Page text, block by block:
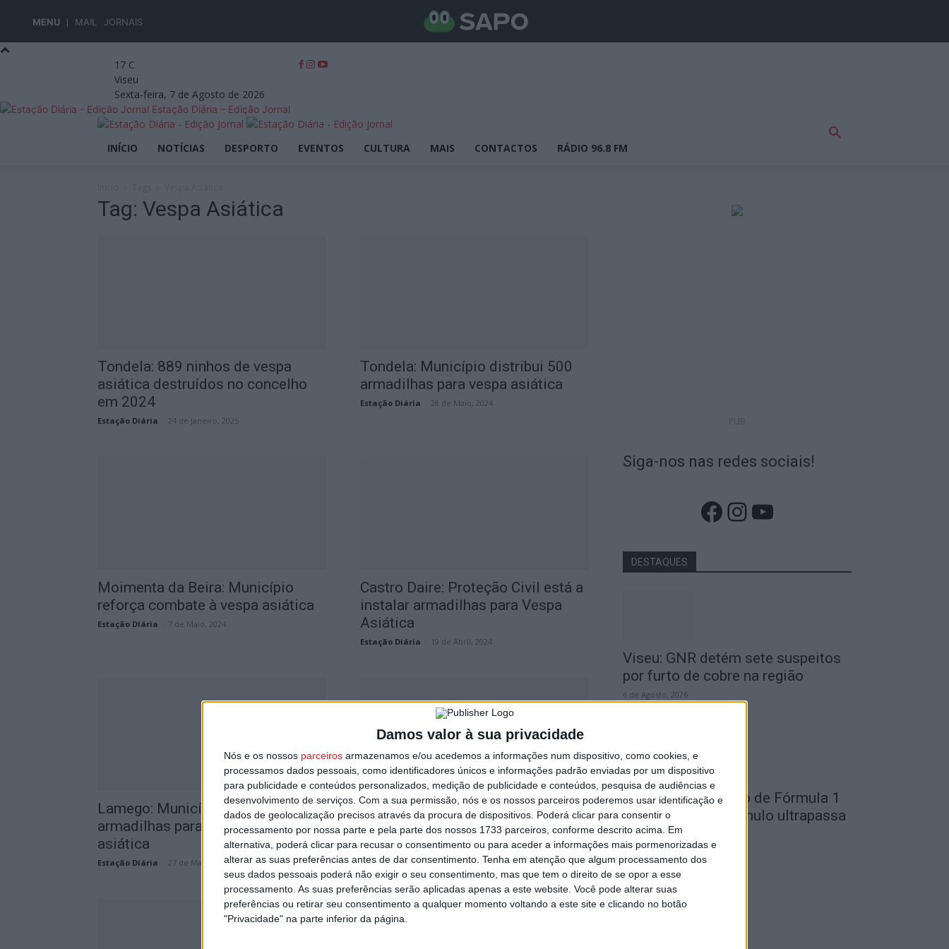
Damos valor à sua privacidade
Nós e os nossos parceiros armazenamos e/ou acedemos a informações num dispositivo, como cookies, e
processamos dados pessoais, como identificadores únicos e informações padrão enviadas por um dispositivo
para publicidade e conteúdos personalizados, medição de publicidade e conteúdos, pesquisa de audiências e
desenvolvimento de serviços. Com a sua permissão, nós e os nossos parceiros poderemos usar identificação e
dados de geolocalização precisos através da procura de dispositivos. Poderá clicar para consentir o
processamento por nossa parte e pela parte dos nossos 1733 parceiros, conforme descrito acima. Em
alternativa, poderá clicar para recusar o consentimento ou para aceder a informações mais pormenorizadas e
alterar as suas preferências antes de dar consentimento. Tenha em atenção que algum processamento dos
seus dados pessoais poderá não exigir o seu consentimento, mas que tem o direito de se opor a esse
processamento. As suas preferências serão aplicadas apenas a este website. Você pode alterar suas
preferências ou retirar seu consentimento a qualquer momento voltando a este site e clicando no botão
"Privacidade" na parte inferior da página.
MENU MAIL JORNAIS
17 C
Viseu
Sexta-feira, 7 de Agosto de 2026
Estação Diária – Edição Jornal
INÍCIO NOTÍCIAS DESPORTO EVENTOS CULTURA MAIS CONTACTOS RÁDIO 96.8 FM
Tag: Vespa Asiática
Tondela: 889 ninhos de vespa
asiática destruídos no concelho
em 2024
Estação Diária 24 de Janeiro, 2025
Tondela: Município distribui 500
armadilhas para vespa asiática
Estação Diária 28 de Maio, 2024
Moimenta da Beira: Município
reforça combate à vespa asiática
Estação Diária 7 de Maio, 2024
Castro Daire: Proteção Civil está a
instalar armadilhas para Vespa
Asiática
Estação Diária 19 de Abril, 2024
Lamego: Município instala
armadilhas para captura de vespa
asiática
Estação Diária 27 de Março, 2024
Castro Daire: Município vai
distribuir armadilhas para vespa
velutina
Estação Diária - 19 de Março, 2024
Siga-nos nas redes sociais!
Facebook
Instagram
YouTube
DESTAQUES
Viseu: GNR detém sete suspeitos
por furto de cobre na região
6 de Agosto, 2026
Tondela: Exposição de Fórmula 1
no Museu do Caramulo ultrapassa
os...
6 de Agosto, 2026